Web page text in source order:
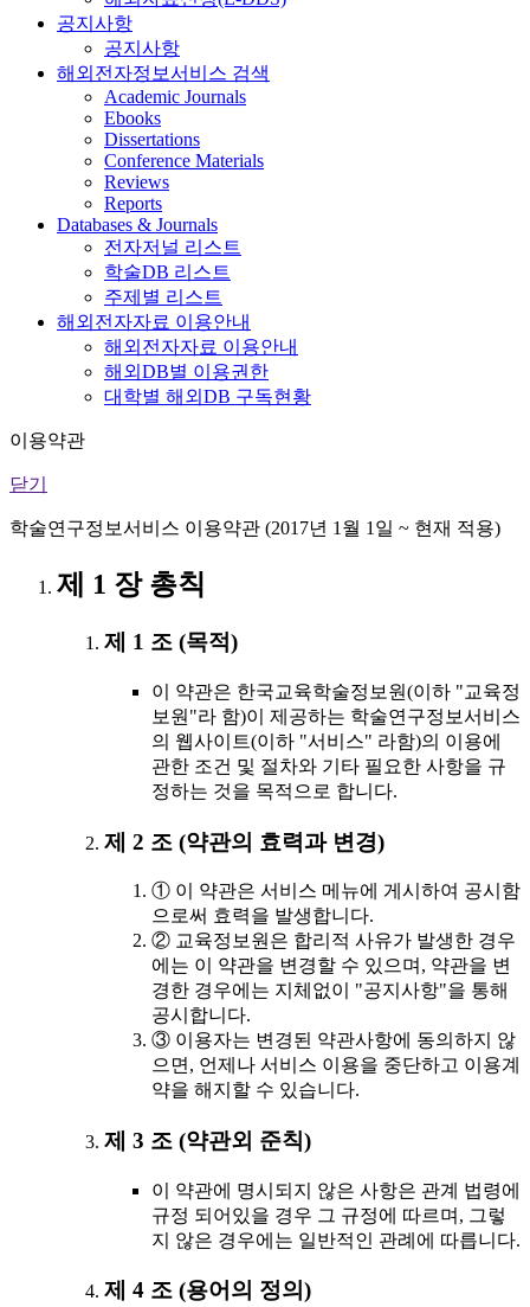
공지사항
공지사항
해외전자정보서비스 검색
Academic Journals
Ebooks
Dissertations
Conference Materials
Reviews
Reports
Databases & Journals
전자저널 리스트
학술DB 리스트
주제별 리스트
해외전자자료 이용안내
해외전자자료 이용안내
해외DB별 이용권한
대학별 해외DB 구독현황
이용약관
닫기
학술연구정보서비스 이용약관 (2017년 1월 1일 ~ 현재 적용)
제 1 장 총칙
제 1 조 (목적)
이 약관은 한국교육학술정보원(이하 "교육정
보원"라 함)이 제공하는 학술연구정보서비스
의 웹사이트(이하 "서비스" 라함)의 이용에
관한 조건 및 절차와 기타 필요한 사항을 규
정하는 것을 목적으로 합니다.
제 2 조 (약관의 효력과 변경)
① 이 약관은 서비스 메뉴에 게시하여 공시함
으로써 효력을 발생합니다.
② 교육정보원은 합리적 사유가 발생한 경우
에는 이 약관을 변경할 수 있으며, 약관을 변
경한 경우에는 지체없이 "공지사항"을 통해
공시합니다.
③ 이용자는 변경된 약관사항에 동의하지 않
으면, 언제나 서비스 이용을 중단하고 이용계
약을 해지할 수 있습니다.
제 3 조 (약관외 준칙)
이 약관에 명시되지 않은 사항은 관계 법령에
규정 되어있을 경우 그 규정에 따르며, 그렇
지 않은 경우에는 일반적인 관례에 따릅니다.
제 4 조 (용어의 정의)